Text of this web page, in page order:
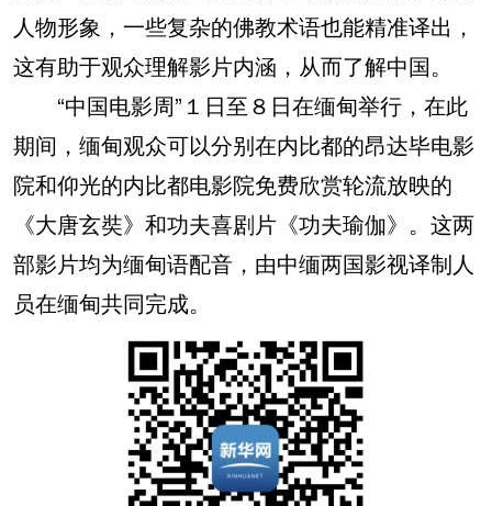
人物形象，一些复杂的佛教术语也能精准译出，
这有助于观众理解影片内涵，从而了解中国。
“中国电影周”１日至８日在缅甸举行，在此
期间，缅甸观众可以分别在内比都的昂达毕电影
院和仰光的内比都电影院免费欣赏轮流放映的
《大唐玄奘》和功夫喜剧片《功夫瑜伽》。这两
部影片均为缅甸语配音，由中缅两国影视译制人
员在缅甸共同完成。